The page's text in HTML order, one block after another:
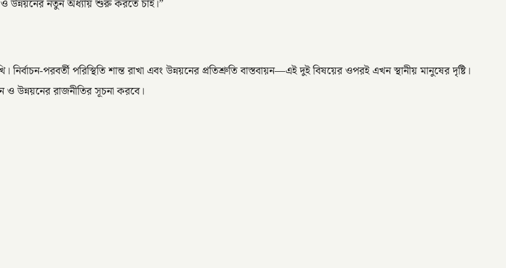
উন্নয়নের নতুন অধ্যায় শুরু করতে চাই।”
পরবর্তী পরিস্থিতি শান্ত রাখা এবং উন্নয়নের প্রতিশ্রুতি বাস্তবায়ন—এই দুই বিষয়ের ওপরই এখন স্থানীয় মানুষের দৃষ্টি।
ও উন্নয়নের রাজনীতির সূচনা করবে।